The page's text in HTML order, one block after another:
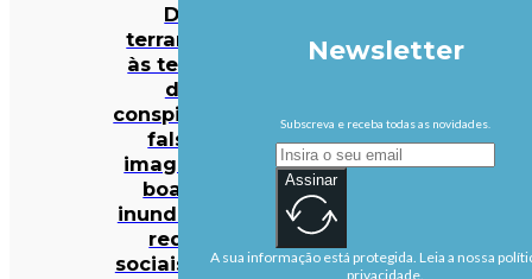
Do
terramoto
às teorias
da
conspiração:
falsas
imagens e
boatos
inundam as
redes
sociais após
Newsletter
Subscreva e receba todas as novidades.
Assinar
A sua informação está protegida. Leia a nossa
privacidade.